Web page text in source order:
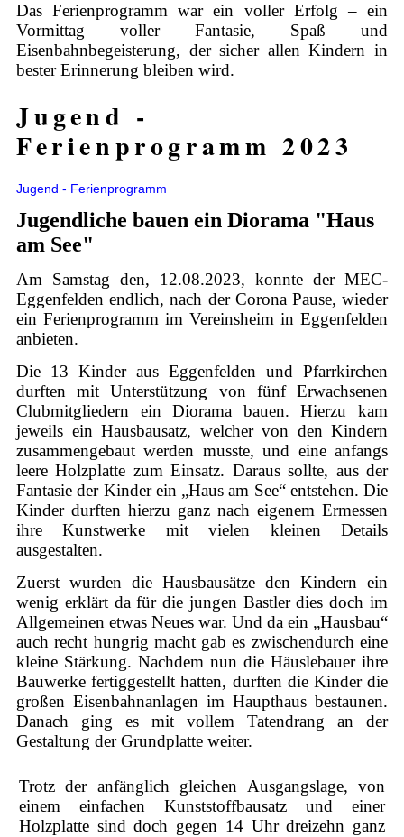
Das Ferienprogramm war ein voller Erfolg – ein
Vormittag voller Fantasie, Spaß und
Eisenbahnbegeisterung, der sicher allen Kindern in
bester Erinnerung bleiben wird.
Jugend -
Ferienprogramm 2023
Jugend - Ferienprogramm
Jugendliche bauen ein Diorama "Haus
am See"
Am Samstag den, 12.08.2023, konnte der MEC-
Eggenfelden endlich, nach der Corona Pause, wieder
ein Ferienprogramm im Vereinsheim in Eggenfelden
anbieten.
Die 13 Kinder aus Eggenfelden und Pfarrkirchen
durften mit Unterstützung von fünf Erwachsenen
Clubmitgliedern ein Diorama bauen. Hierzu kam
jeweils ein Hausbausatz, welcher von den Kindern
zusammengebaut werden musste, und eine anfangs
leere Holzplatte zum Einsatz. Daraus sollte, aus der
Fantasie der Kinder ein „Haus am See“ entstehen. Die
Kinder durften hierzu ganz nach eigenem Ermessen
ihre Kunstwerke mit vielen kleinen Details
ausgestalten.
Zuerst wurden die Hausbausätze den Kindern ein
wenig erklärt da für die jungen Bastler dies doch im
Allgemeinen etwas Neues war. Und da ein „Hausbau“
auch recht hungrig macht gab es zwischendurch eine
kleine Stärkung. Nachdem nun die Häuslebauer ihre
Bauwerke fertiggestellt hatten, durften die Kinder die
großen Eisenbahnanlagen im Haupthaus bestaunen.
Danach ging es mit vollem Tatendrang an der
Gestaltung der Grundplatte weiter.
Trotz der anfänglich gleichen Ausgangslage, von
einem einfachen Kunststoffbausatz und einer
Holzplatte sind doch gegen 14 Uhr dreizehn ganz